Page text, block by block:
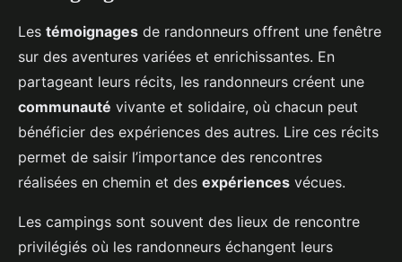
Les témoignages de randonneurs offrent une fenêtre
sur des aventures variées et enrichissantes. En
partageant leurs récits, les randonneurs créent une
communauté vivante et solidaire, où chacun peut
bénéficier des expériences des autres. Lire ces récits
permet de saisir l’importance des rencontres
réalisées en chemin et des expériences vécues.
Les campings sont souvent des lieux de rencontre
privilégiés où les randonneurs échangent leurs